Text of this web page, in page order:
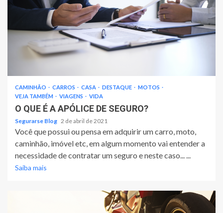
CAMINHÃO CARROS CASA DESTAQUE
MOTOS
VEJA TAMBÉM
VIAGENS VIDA
O QUE É A APÓLICE DE SEGURO?
Segurarse Blog 2 de abril de 2021
Você que possui ou pensa em adquirir um carro, moto,
caminhão, imóvel etc, em algum momento vai entender a
necessidade de contratar um seguro e neste caso... ...
Saiba mais